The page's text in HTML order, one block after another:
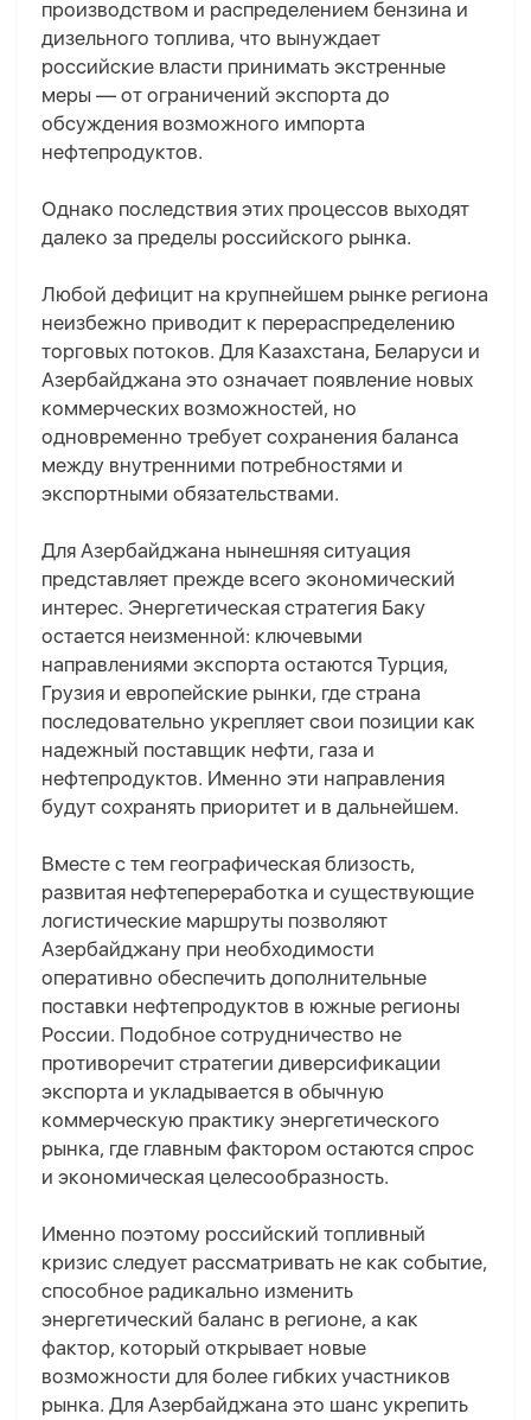
производством и распределением бензина и
дизельного топлива, что вынуждает
российские власти принимать экстренные
меры — от ограничений экспорта до
обсуждения возможного импорта
нефтепродуктов.
Однако последствия этих процессов выходят
далеко за пределы российского рынка.
Любой дефицит на крупнейшем рынке региона
неизбежно приводит к перераспределению
торговых потоков. Для Казахстана, Беларуси и
Азербайджана это означает появление новых
коммерческих возможностей, но
одновременно требует сохранения баланса
между внутренними потребностями и
экспортными обязательствами.
Для Азербайджана нынешняя ситуация
представляет прежде всего экономический
интерес. Энергетическая стратегия Баку
остается неизменной: ключевыми
направлениями экспорта остаются Турция,
Грузия и европейские рынки, где страна
последовательно укрепляет свои позиции как
надежный поставщик нефти, газа и
нефтепродуктов. Именно эти направления
будут сохранять приоритет и в дальнейшем.
Вместе с тем географическая близость,
развитая нефтепереработка и существующие
логистические маршруты позволяют
Азербайджану при необходимости
оперативно обеспечить дополнительные
поставки нефтепродуктов в южные регионы
России. Подобное сотрудничество не
противоречит стратегии диверсификации
экспорта и укладывается в обычную
коммерческую практику энергетического
рынка, где главным фактором остаются спрос
и экономическая целесообразность.
Именно поэтому российский топливный
кризис следует рассматривать не как событие,
способное радикально изменить
энергетический баланс в регионе, а как
фактор, который открывает новые
возможности для более гибких участников
рынка. Для Азербайджана это шанс укрепить